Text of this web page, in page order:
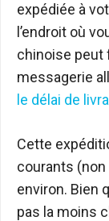
expédiée à
l’endroit où
chinoise peut
messagerie
le délai de
Cette
courants
environ. Bien
pas la moins